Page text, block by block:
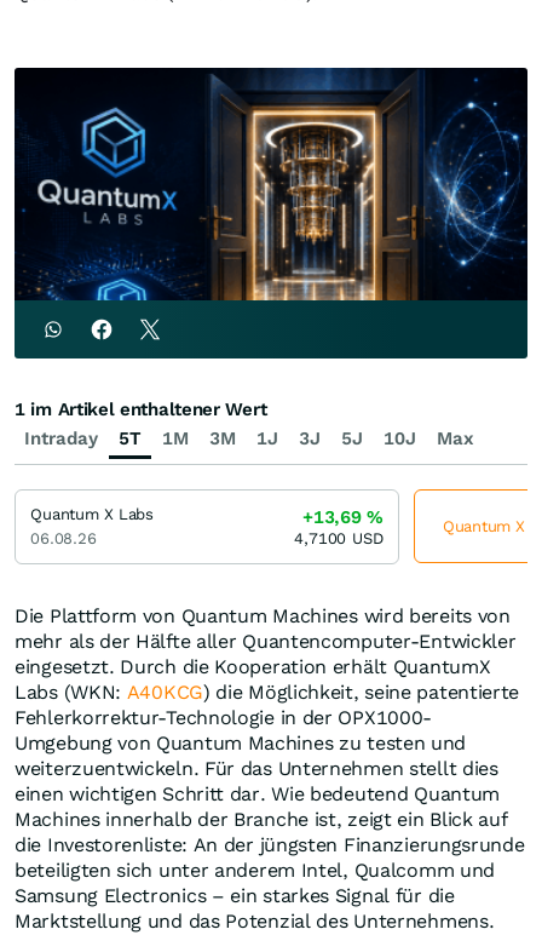
Die Plattform von Quantum Machines wird bereits von
mehr als der Hälfte aller Quantencomputer-Entwickler
eingesetzt. Durch die Kooperation erhält QuantumX
Labs (WKN: A40KCG) die Möglichkeit, seine patentierte
Fehlerkorrektur-Technologie in der OPX1000-
Umgebung von Quantum Machines zu testen und
weiterzuentwickeln. Für das Unternehmen stellt dies
einen wichtigen Schritt dar. Wie bedeutend Quantum
Machines innerhalb der Branche ist, zeigt ein Blick auf
die Investorenliste: An der jüngsten Finanzierungsrunde
beteiligten sich unter anderem Intel, Qualcomm und
Samsung Electronics – ein starkes Signal für die
Marktstellung und das Potenzial des Unternehmens.
Intraday 5T 1M 3M 1J 3J 5J 10J Max
1 im Artikel enthaltener Wert
Quantum X Labs
06.08.26
+13,69%
4,7100 USD
Quantum X